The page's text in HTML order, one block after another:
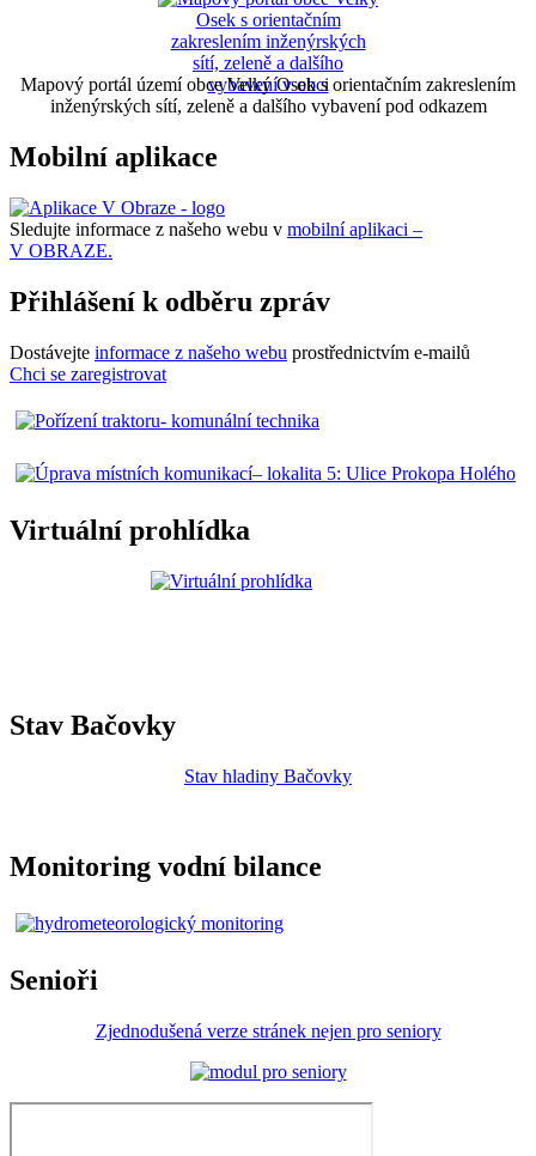
Mapový portál území obce Velký Osek s orientačním zakreslením
inženýrských sítí, zeleně a dalšího vybavení pod odkazem
Mobilní aplikace
Sledujte informace z našeho webu v mobilní aplikaci –
V OBRAZE.
Přihlášení k odběru zpráv
Dostávejte informace z našeho webu prostřednictvím e-mailů
Chci se zaregistrovat
Virtuální prohlídka
Stav Bačovky
Stav hladiny Bačovky
Monitoring vodní bilance
Senioři
Zjednodušená verze stránek nejen pro seniory